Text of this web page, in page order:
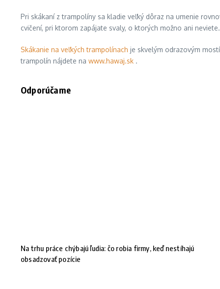
Pri skákaní z trampolíny sa kladie veľký dôraz na umenie
cvičení, pri ktorom zapájate svaly, o ktorých možno ani neviete.
Skákanie na veľkých trampolínach je skvelým odrazovým
trampolín nájdete na www.hawaj.sk .
Odporúčame
Na trhu práce chýbajú ľudia: čo robia firmy, keď nestíhajú
obsadzovať pozície